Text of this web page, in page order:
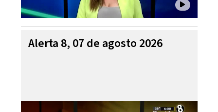
Alerta 8, 07 de agosto 2026